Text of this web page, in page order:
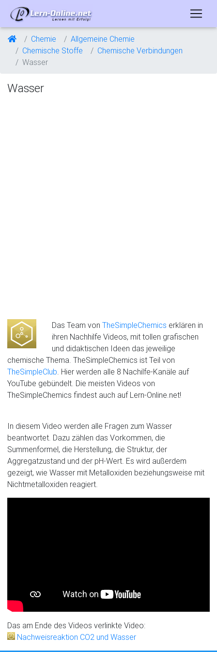
Chemie
Allgemeine Chemie
Chemische Stoffe
Chemische Verbindungen
Wasser
Wasser
Das Team von TheSimpleChemics erklären in
ihren Nachhilfe Videos, mit tollen grafischen
und didaktischen Ideen das jeweilige
chemische Thema. TheSimpleChemics ist Teil von
TheSimpleClub. Hier werden alle 8 Nachilfe-Kanäle auf
YouTube gebündelt. Die meisten Videos von
TheSimpleChemics findest auch auf Lern-Online.net!
In diesem Video werden alle Fragen zum Wasser
beantwortet. Dazu zählen das Vorkommen, die
Summenformel, die Herstellung, die Struktur, der
Aggregatzustand und der pH-Wert. Es wird außerdem
gezeigt, wie Wasser mit Metalloxiden beziehungsweise mit
Nichtmetalloxiden reagiert.
Das am Ende des Videos verlinkte Video:
Nachweisreaktion CO2 und Wasser